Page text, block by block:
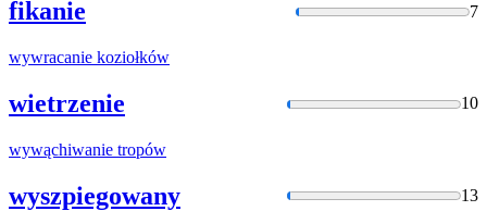
fikanie 7
wywracanie koziołków
wietrzenie 10
wywąchiwanie tropów
wyszpiegowany 13